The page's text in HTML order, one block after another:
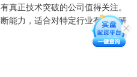
真正技术突破的公司值得关注。
能力，适合对特定行业有深入研